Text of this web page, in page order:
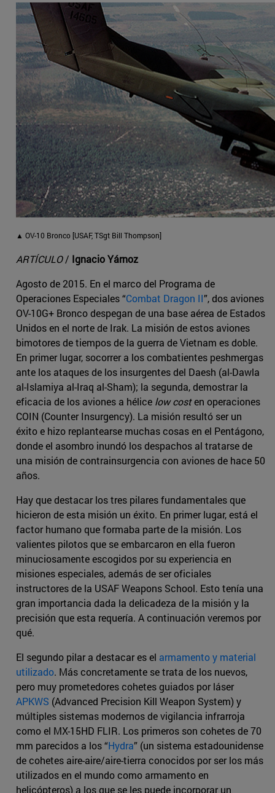
▲ OV-10 Bronco [USAF, TSgt Bill Thompson]
ARTÍCULO/ Ignacio Yárnoz
Agosto de 2015. En el marco del Programa de
Operaciones Especiales “Combat Dragon II”, dos aviones
OV-10G+ Bronco despegan de una base aérea de Estados
Unidos en el norte de Irak. La misión de estos aviones
bimotores de tiempos de la guerra de Vietnam es doble.
En primer lugar, socorrer a los combatientes peshmergas
ante los ataques de los insurgentes del Daesh (al-Dawla
al-Islamiya al-Iraq al-Sham); la segunda, demostrar la
eficacia de los aviones a hélice low costen operaciones
COIN (Counter Insurgency). La misión resultó ser un
éxito e hizo replantearse muchas cosas en el Pentágono,
donde el asombro inundó los despachos al tratarse de
una misión de contrainsurgencia con aviones de hace 50
años.
Hay que destacar los tres pilares fundamentales que
hicieron de esta misión un éxito. En primer lugar, está el
factor humano que formaba parte de la misión. Los
valientes pilotos que se embarcaron en ella fueron
minuciosamente escogidos por su experiencia en
misiones especiales, además de ser oficiales
instructores de la USAF Weapons School. Esto tenía una
gran importancia dada la delicadeza de la misión y la
precisión que esta requería. A continuación veremos por
qué.
El segundo pilar a destacar es el armamento y material
utilizado. Más concretamente se trata de los nuevos,
pero muy prometedores cohetes guiados por láser
APKWS (Advanced Precision Kill Weapon System) y
múltiples sistemas modernos de vigilancia infrarroja
como el MX-15HD FLIR. Los primeros son cohetes de 70
mm parecidos a los “Hydra” (un sistema estadounidense
de cohetes aire-aire/aire-tierra conocidos por ser los más
utilizados en el mundo como armamento en
helicópteros) a los que se les puede incorporar un